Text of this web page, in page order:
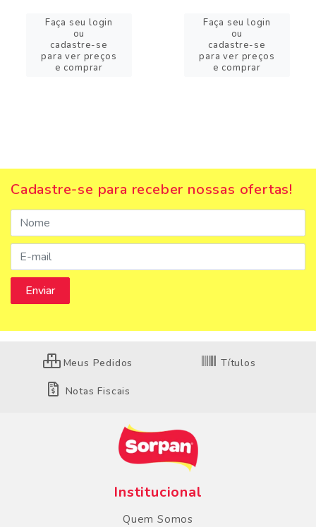
Faça seu login
ou
cadastre-se
para ver preços
e comprar
Faça seu login
ou
cadastre-se
para ver preços
e comprar
Cadastre-se para receber nossas ofertas!
Meus Pedidos Títulos
Notas Fiscais
Institucional
Quem Somos